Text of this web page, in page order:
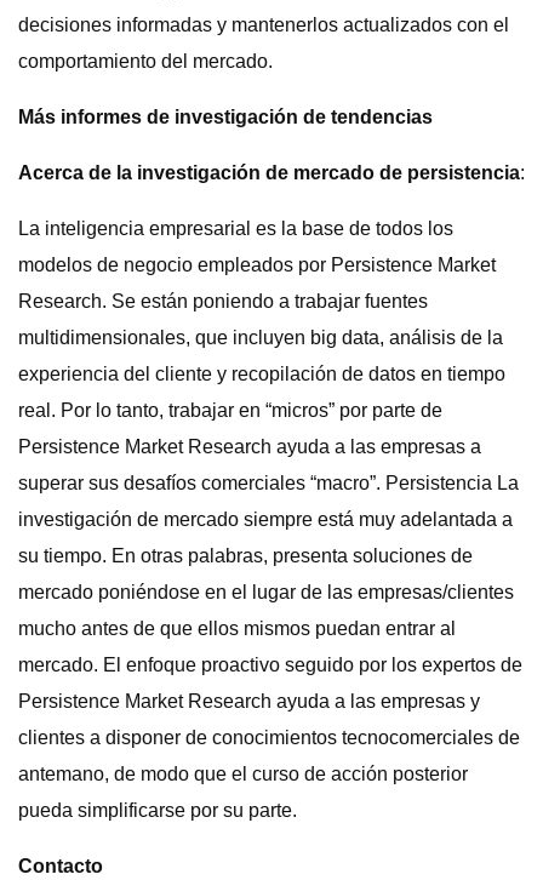
decisiones informadas y mantenerlos actualizados con el
comportamiento del mercado.
Más informes de investigación de tendencias
Acerca de la investigación de mercado de persistencia:
La inteligencia empresarial es la base de todos los
modelos de negocio empleados por Persistence Market
Research. Se están poniendo a trabajar fuentes
multidimensionales, que incluyen big data, análisis de la
experiencia del cliente y recopilación de datos en tiempo
real. Por lo tanto, trabajar en “micros” por parte de
Persistence Market Research ayuda a las empresas a
superar sus desafíos comerciales “macro”. Persistencia La
investigación de mercado siempre está muy adelantada a
su tiempo. En otras palabras, presenta soluciones de
mercado poniéndose en el lugar de las empresas/clientes
mucho antes de que ellos mismos puedan entrar al
mercado. El enfoque proactivo seguido por los expertos de
Persistence Market Research ayuda a las empresas y
clientes a disponer de conocimientos tecnocomerciales de
antemano, de modo que el curso de acción posterior
pueda simplificarse por su parte.
Contacto